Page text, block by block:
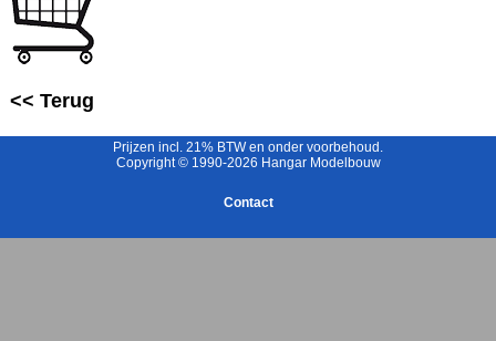
<< Terug
Prijzen incl. 21% BTW en onder voorbehoud.
Copyright © 1990-2026 Hangar Modelbouw
Contact